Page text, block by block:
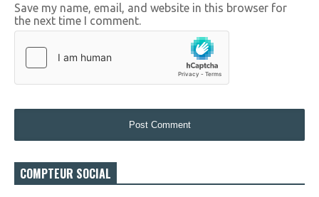
Save my name, email, and website in this browser for
the next time I comment.
COMPTEUR SOCIAL